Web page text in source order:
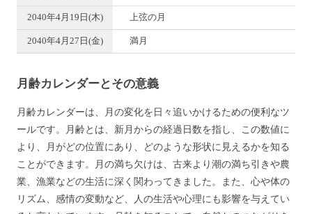
2040年4月19日(木) 上弦の月
2040年4月27日(金) 満月
月齢カレンダーとその意義
月齢カレンダーは、月の変化を日々追いかけるための便利なツ
ールです。月齢とは、新月からの経過日数を指し、この数値に
より、月がどの位置にあり、どのような形状に見えるかを知る
ことができます。月の満ち欠けは、古来より潮の満ち引きや農
業、漁業などの生活に深く関わってきました。また、心や体の
リズム、感情の変動など、人の生活や心理にも影響を与えてい